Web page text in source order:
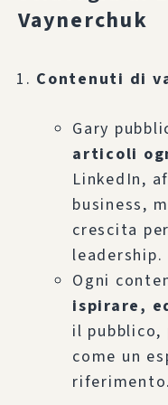
Vaynerchuk
Contenuti di
Gary
articoli
LinkedIn,
business,
crescita
leadership.
Ogni
ispirare,
il pubblico,
come un
riferimento.